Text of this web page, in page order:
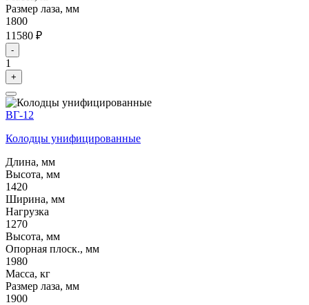
Размер лаза, мм
1800
11580 ₽
-
1
+
ВГ-12
Колодцы унифицированные
Длина, мм
Высота, мм
1420
Ширина, мм
Нагрузка
1270
Высота, мм
Опорная плоск., мм
1980
Масса, кг
Размер лаза, мм
1900